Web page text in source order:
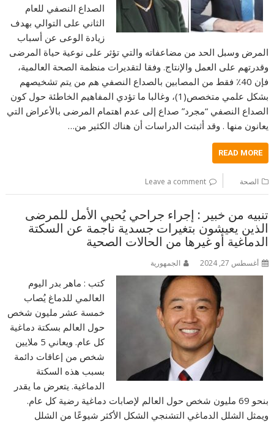
الصداع النصفي للعام
الثاني على التوالي بهدف
زيادة الوعى عن أسباب
المرض وسبل الحد من مضاعفاته والتي تؤثر على نوعية حياة المرضى
وقدرتهم على العمل والإنتاج. وفقا لتقدیرات منظمة الصحة العالمیة،
فإن 40٪ فقط من المصابین بالصداع النصفي ھم من یتم تشخیصھم
بشكل علمي متخصص(1)، وغالبا ما تؤدي المفاھیم الخاطئة حول كون
الصداع النصفي “مجرد” صداع إلى عدم اھتمام المرضى بالأعراض التي
یعانون منھا . وقد أثبتت الدراسات أن ھناك الكثیر من…
READ MORE
الصحة Leave a comment
تنبيه من خبير : إجراء جراحي يُحيي الأمل للمرضى
الذين يعيشون بتغيرات جسدية ناجمة عن السكتة
الدماغية أو غيرها من الحالات الصحية
أغسطس 27, 2024 الجمهورية
كتب : ماهر بدر اليوم
العالمي للدماغ يُصاب
خمسة عشر مليون شخص
حول العالم بسكتة دماغية
كل عام. ويعاني 5 ملايين
شخص من إعاقات دائمة
بسبب هذه السكتة
الدماغية. يتعرض ما يقدر
بنحو 69 مليون شخص حول العالم لإصابات دماغية رضية كل عام.
ويمثل الشلل الدماغي التشنجي الشكل الأكثر شيوعًا من الشلل